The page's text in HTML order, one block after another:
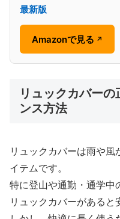
最新版
Amazonで見る ↗
リュックカバー
ンス方法
リュックカバーは雨や
イテムです。
特に登山や通勤・通学中
リュックカバーがあると